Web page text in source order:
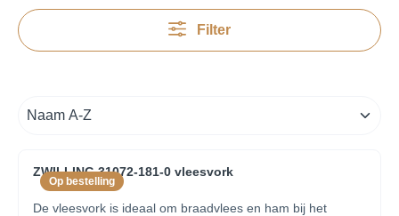
Filter
Op bestelling
ZWILLING 31072-181-0 vleesvork
De vleesvork is ideaal om braadvlees en ham bij het